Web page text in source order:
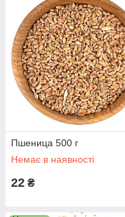
Пшеница 500 г
Немає в наявності
22 ₴